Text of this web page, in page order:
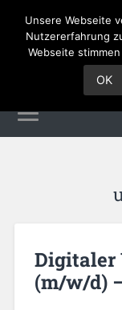
Digitaler
(m/w/d)
Unsere Webseite
Nutzererfahrung
Webseite
OK